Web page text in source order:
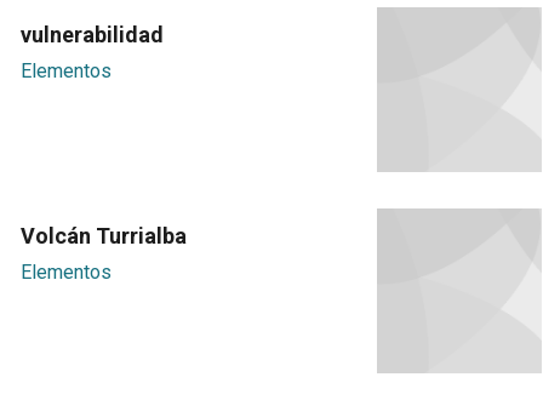
vulnerabilidad
Elementos
Volcán Turrialba
Elementos